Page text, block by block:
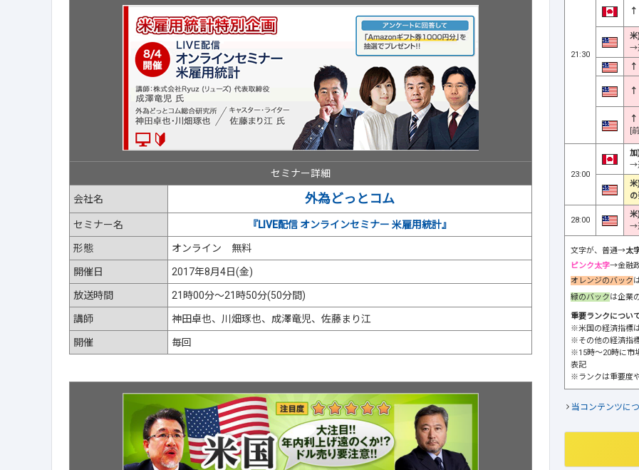
セミナー詳細
会社名 外為どっとコム
セミナー名 『LIVE配信 オンラインセミナー 米雇用統計』
形態 オンライン 無料
開催日 2017年8月4日(金)
放送時間 21時00分～21時50分(50分間)
講師 神田卓也、川畑琢也、成澤竜児、佐藤まり江
開催 毎回
21:30
↑
米
→
↑
↑
↑
[
23:00
加
→
米
28:00
米
→
文字が、普通→太
ピンク太字→金融
オレンジのバック
緑のバックは企業
重要ランクについ
※米国の経済指標
※その他の経済指
※15時～20時に市
表記
※ランクは重要度
当コンテンツに